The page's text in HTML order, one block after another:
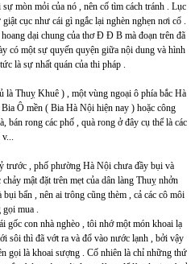
mòn mỏi của nó , nên cố tìm cách tránh . Lục
cục như cái gì ngắc lại nghèn nghẹn nơi cổ .
dại chung của thơ Đ Đ B mà đoạn trên đã
có một sự quyến quyện giữa nội dung và hình
là sự nhất quán của thi pháp .
là Thuỵ Khuê ) , một vùng ngoại ô phía bắc Hà
Ô mền ( Bia Hà Nội hiện nay ) hoặc công
bán rong các phố , quà rong ở đây cụ thể là các
trước , phố phường Hà Nội chưa đầy bụi và
mật đặt trên mẹt của dân làng Thuỵ nhởn
bẩn , nên ai trông cũng thèm , cả các cô môi
mua .
gốc con nhà nghèo , tôi nhớ một món khoai lạ
sôi thì đã vớt ra và đổ vào nước lạnh , bởi vậy
gọi là khoai sượng . Cố nhiên là chỉ những thứ